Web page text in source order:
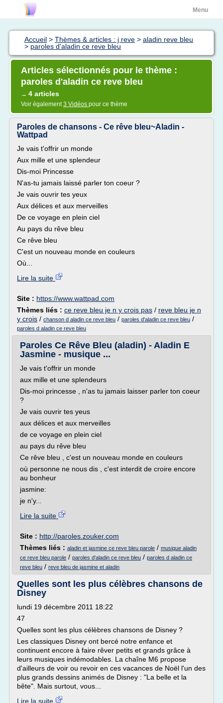
Menu
Accueil > Thèmes & articles : j reve > aladin reve bleu
> paroles d'aladin ce reve bleu
Articles sélectionnés pour le thème :
paroles d'aladin ce reve bleu
→ 4 articles
Voir également3 Vidéos pour ce thème
Paroles de chansons - Ce rêve bleu~Aladin -
Wattpad
Je vais t'offrir un monde
Aux mille et une splendeur
Dis-moi Princesse
N'as-tu jamais laissé parler ton coeur ?
Je vais ouvrir tes yeux
Aux délices et aux merveilles
De ce voyage en plein ciel
Au pays du rêve bleu
Ce rêve bleu
C'est un nouveau monde en couleurs
Où...
Lire la suite
Site : https://www.wattpad.com
Thèmes liés : ce reve bleu je n y crois pas / reve bleu je n
y crois / chanson d aladin ce reve bleu / paroles d'aladin ce reve bleu /
paroles d aladin ce reve bleu
Paroles Ce Rêve Bleu (aladin) - Aladin E
Jasmine - musique ...
Je vais t'offrir un monde
aux mille et une splendeurs
Dis-moi princesse , n'as tu jamais laisser parler ton coeur
?
Je vais ouvrir tes yeus
aux délices et aux merveilles
de ce voyage en plein ciel
au pays du rêve bleu
Ce rêve bleu , c'est un nouveau monde en couleurs
où personne ne nous dis , c'est interdit de croire encore
au bonheur
jasmine:
je n'y...
Lire la suite
Site : http://paroles.zouker.com
Thèmes liés : aladin et jasmine ce reve bleu parole / musique aladin
ce reve bleu parole / paroles d'aladin ce reve bleu / paroles d aladin ce
reve bleu / reve bleu de jasmine et aladin
Quelles sont les plus célèbres chansons de
Disney
lundi 19 décembre 2011 18:22
47
Quelles sont les plus célèbres chansons de Disney ?
Les classiques Disney ont bercé notre enfance et
continuent encore à faire rêver petits et grands grâce à
leurs musiques indémodables. La chaîne M6 propose
d'ailleurs de voir ou revoir en ces vacances de Noël l'un des
plus grands dessins animés de Disney : "La belle et la
bête". Mais surtout, vous...
Lire la suite